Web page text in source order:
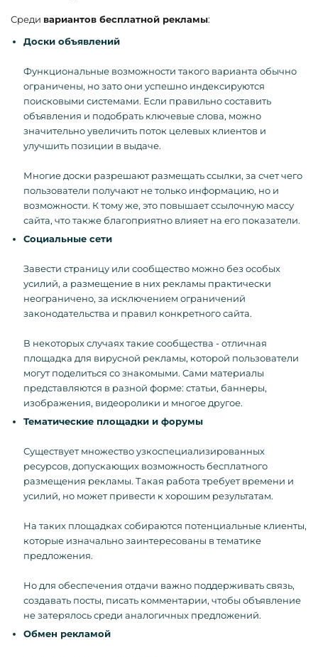
Среди вариантов бесплатной рекламы:
Доски объявлений
Функциональные возможности такого варианта обычно
ограничены, но зато они успешно индексируются
поисковыми системами. Если правильно составить
объявления и подобрать ключевые слова, можно
значительно увеличить поток целевых клиентов и
улучшить позиции в выдаче.
Многие доски разрешают размещать ссылки, за счет чего
пользователи получают не только информацию, но и
возможности. К тому же, это повышает ссылочную массу
сайта, что также благоприятно влияет на его показатели.
Социальные сети
Завести страницу или сообщество можно без особых
усилий, а размещение в них рекламы практически
неограничено, за исключением ограничений
законодательства и правил конкретного сайта.
В некоторых случаях такие сообщества - отличная
площадка для вирусной рекламы, которой пользователи
могут поделиться со знакомыми. Сами материалы
представляются в разной форме: статьи, баннеры,
изображения, видеоролики и многое другое.
Тематические площадки и форумы
Существует множество узкоспециализированных
ресурсов, допускающих возможность бесплатного
размещения рекламы. Такая работа требует времени и
усилий, но может привести к хорошим результатам.
На таких площадках собираются потенциальные клиенты,
которые изначально заинтересованы в тематике
предложения.
Но для обеспечения отдачи важно поддерживать связь,
создавать посты, писать комментарии, чтобы объявление
не затерялось среди аналогичных предложений.
Обмен рекламой